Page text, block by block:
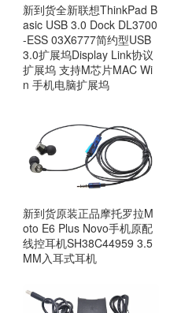
新到货全新联想ThinkPad B
asic USB 3.0 Dock DL3700
-ESS 03X6777简约型USB
3.0扩展坞Display Link协议
扩展坞 支持M芯片MAC Wi
n 手机电脑扩展坞
新到货原装正品摩托罗拉M
oto E6 Plus Novo手机原配
线控耳机SH38C44959 3.5
MM入耳式耳机